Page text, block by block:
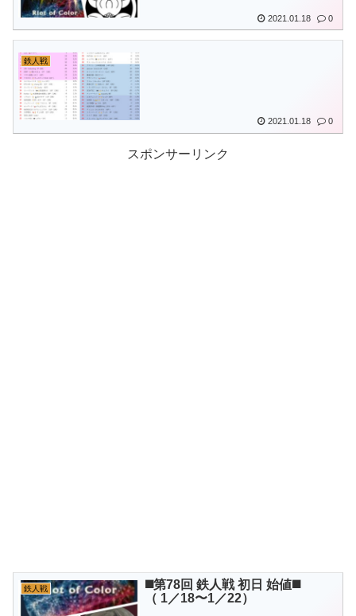
2021.01.18 0
鉄人戦
2021.01.18 0
スポンサーリンク
鉄人戦
◼️第78回 鉄人戦 初日 始値◼️
（ 1／18〜1／22）